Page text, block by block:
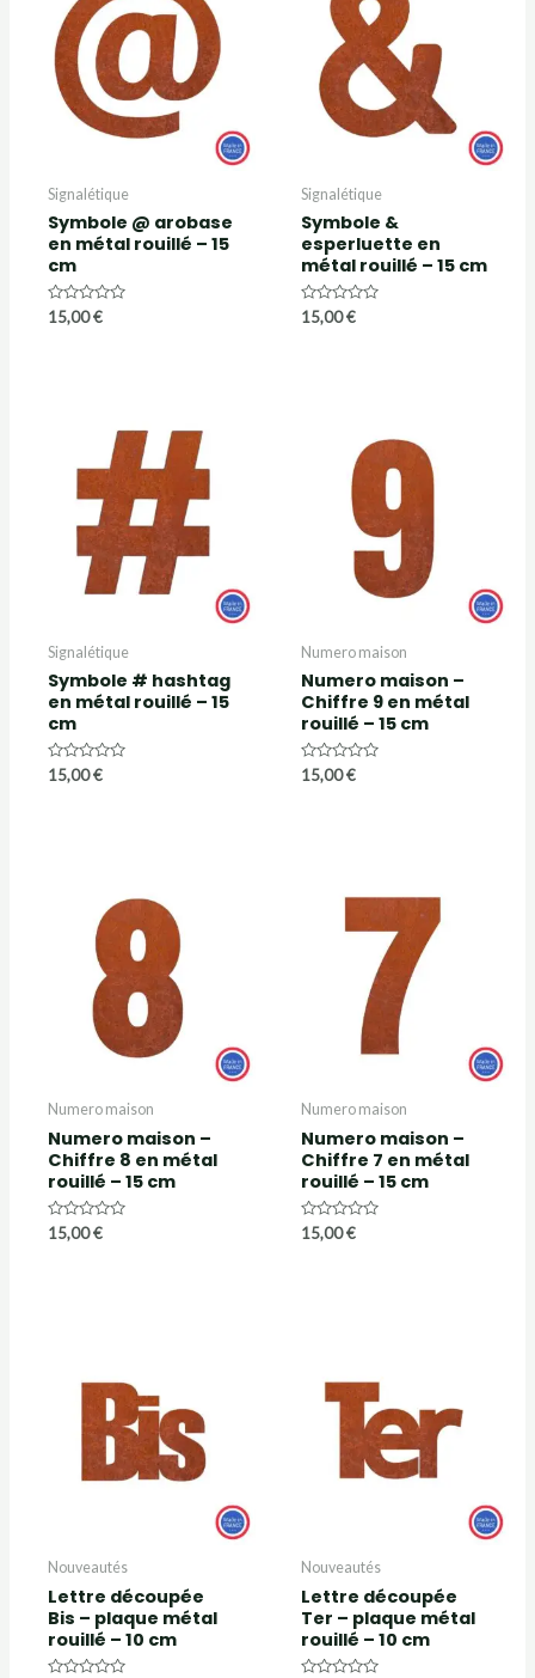
Signalétique
Symbole @ arobase
en métal rouillé – 15
cm
Note
0
15,00€
Signalétique
Symbole &
esperluette en
métal rouillé – 15 cm
Note
0
15,00€
Signalétique
Symbole # hashtag
en métal rouillé – 15
cm
Note
0
15,00€
Numero maison
Numero maison –
Chiffre 9 en métal
rouillé – 15 cm
Note
0
15,00€
Numero maison
Numero maison –
Chiffre 8 en métal
rouillé – 15 cm
Note
0
15,00€
Numero maison
Numero maison –
Chiffre 7 en métal
rouillé – 15 cm
Note
0
15,00€
Nouveautés
Lettre découpée
Bis – plaque métal
rouillé – 10 cm
Nouveautés
Lettre découpée
Ter – plaque métal
rouillé – 10 cm